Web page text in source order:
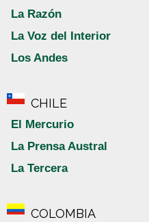
La Razón
La Voz del Interior
Los Andes
CHILE
El Mercurio
La Prensa Austral
La Tercera
COLOMBIA